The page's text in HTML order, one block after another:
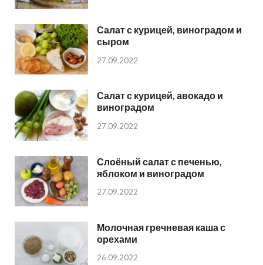
Салат с курицей, виноградом и
сыром
27.09.2022
Салат с курицей, авокадо и
виноградом
27.09.2022
Слоёный салат с печенью,
яблоком и виноградом
27.09.2022
Молочная гречневая каша с
орехами
26.09.2022